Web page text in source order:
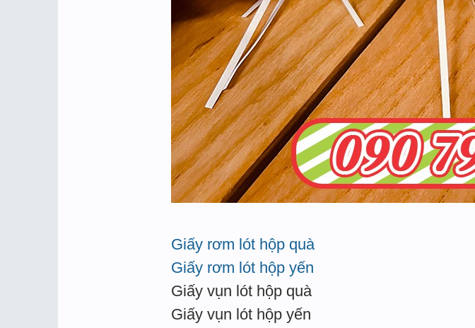
Giấy rơm lót hộp quà
Giấy rơm lót hộp yến
Giấy vụn lót hộp quà
Giấy vụn lót hộp yến